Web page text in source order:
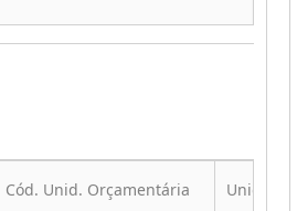
Cód. Unid. Orçamentária Unid.